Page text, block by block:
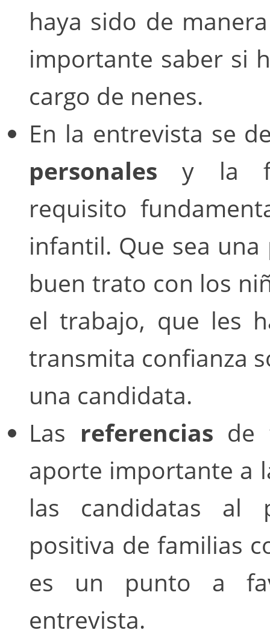
haya sido de
importante saber si
cargo de nenes.
En la entrevista se
personales y la
requisito
infantil. Que sea
buen trato con los
el trabajo, que les
transmita confianza
una candidata.
Las referencias de
aporte importante a
las candidatas al
positiva de familias
es un punto a
entrevista.